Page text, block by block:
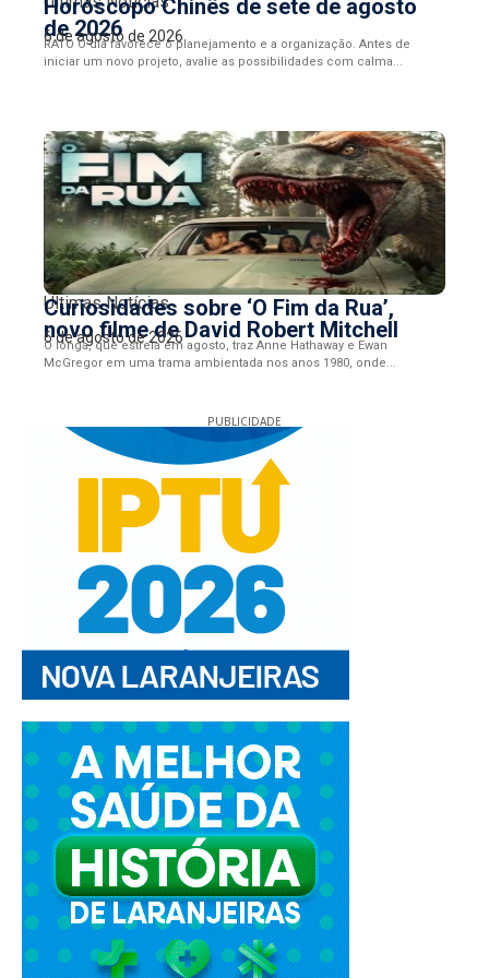
Horóscopo Chinês de sete de agosto
de 2026
6 de agosto de 2026
RATO O dia favorece o planejamento e a organização. Antes de
iniciar um novo projeto, avalie as possibilidades com calma...
Últimas Notícias
Curiosidades sobre ‘O Fim da Rua’,
novo filme de David Robert Mitchell
6 de agosto de 2026
O longa, que estreia em agosto, traz Anne Hathaway e Ewan
McGregor em uma trama ambientada nos anos 1980, onde...
PUBLICIDADE